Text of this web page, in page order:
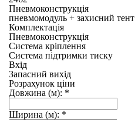
Пневмоконструкція
пневмомодуль + захисний тент
Комплектація
Пневмоконструкція
Система кріплення
Система підтримки тиску
Вхід
Запасний вихід
Розрахунок ціни
Довжина (м): *
Ширина (м): *